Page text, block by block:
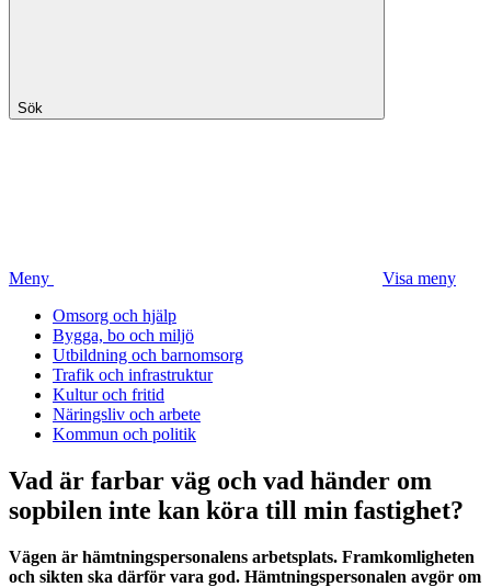
Sök
Meny
Visa meny
Omsorg och hjälp
Bygga, bo och miljö
Utbildning och barnomsorg
Trafik och infrastruktur
Kultur och fritid
Näringsliv och arbete
Kommun och politik
Vad är farbar väg och vad händer om
sopbilen inte kan köra till min fastighet?
Vägen är hämtningspersonalens arbetsplats. Framkomligheten
och sikten ska därför vara god. Hämtningspersonalen avgör om